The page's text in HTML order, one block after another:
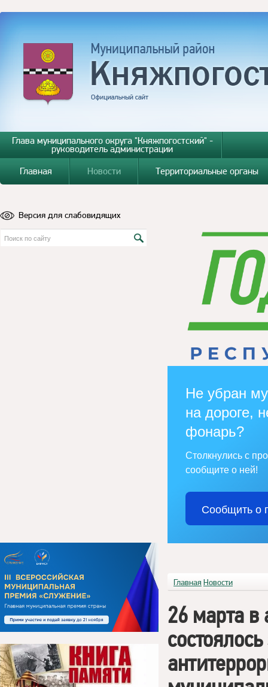
Глава муниципального округа "Княжпогостский" -
руководитель администрации
Главная
Новости Территориальные органы
Версия для слабовидящих
Не убран
на дороге,
фонарь?
Столкнулись с
сообщите о ней!
Сообщить о
Главная Новости
26 марта в